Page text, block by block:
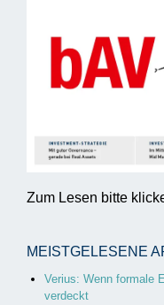
Zum Lesen bitte
MEISTGELESENE
Verius: Wenn formale
verdeckt